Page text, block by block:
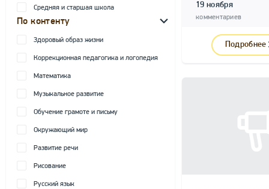
Средняя и старшая школа
По контенту
Здоровый образ жизни
Коррекционная педагогика и логопедия
Математика
Музыкальное развитие
Обучение грамоте и письму
Окружающий мир
Развитие речи
Рисование
Русский язык
19 ноября
комментариев
Подробнее